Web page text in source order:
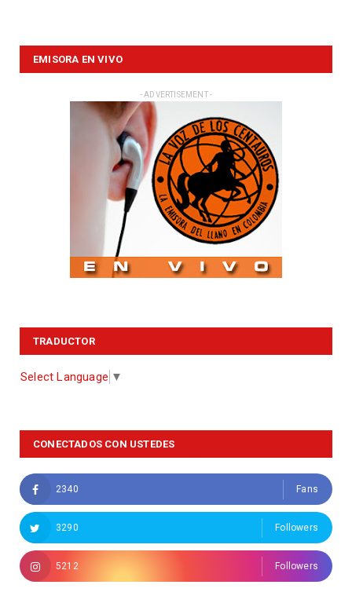
EMISORA EN VIVO
- ADVERTISEMENT -
TRADUCTOR
Select Language ▼
CONECTADOS CON USTEDES
2340 Fans
3290 Followers
5212 Followers